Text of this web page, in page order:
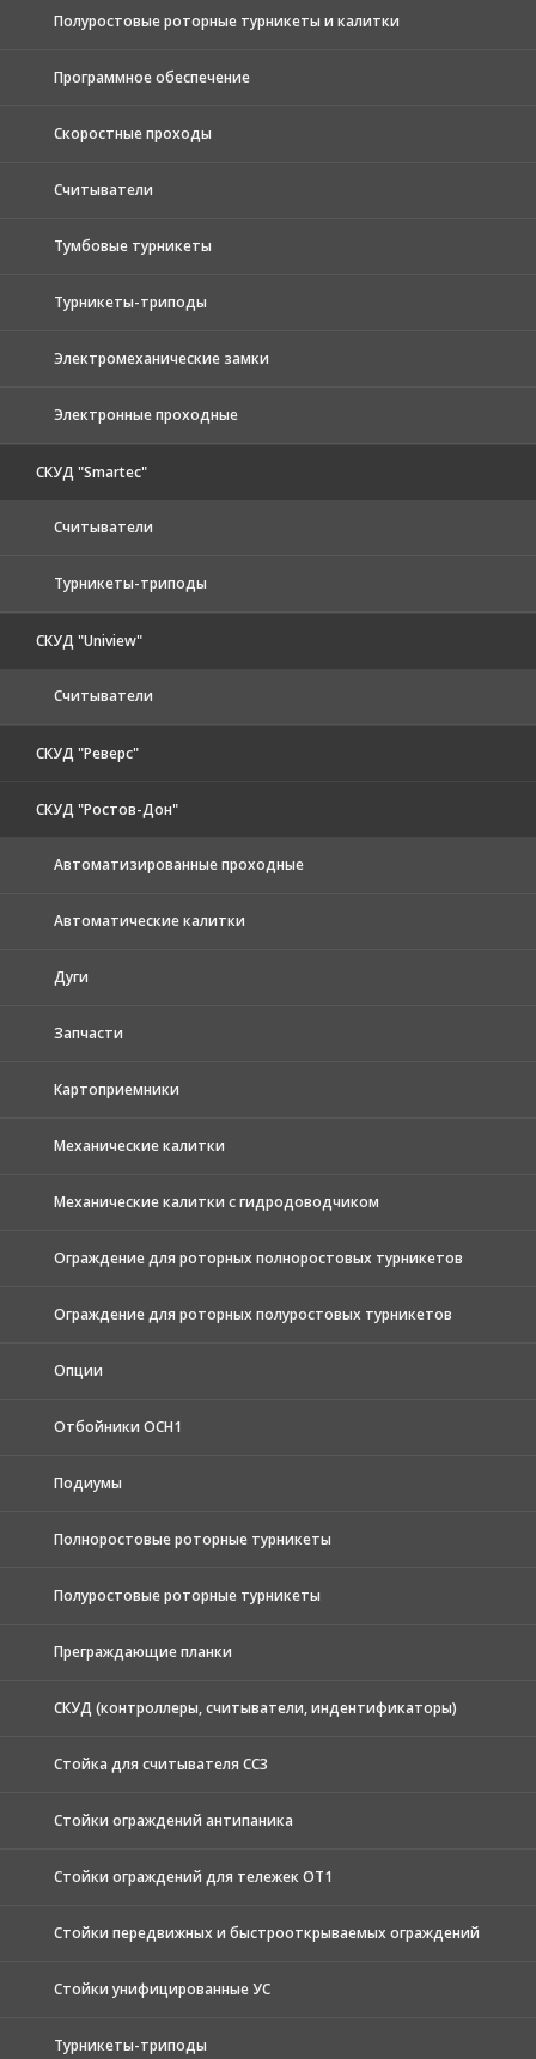
Полуростовые роторные турникеты и калитки
Программное обеспечение
Скоростные проходы
Считыватели
Тумбовые турникеты
Турникеты-триподы
Электромеханические замки
Электронные проходные
СКУД "Smartec"
Считыватели
Турникеты-триподы
СКУД "Uniview"
Считыватели
СКУД "Реверс"
СКУД "Ростов-Дон"
Автоматизированные проходные
Автоматические калитки
Дуги
Запчасти
Картоприемники
Механические калитки
Механические калитки с гидродоводчиком
Ограждение для роторных полноростовых турникетов
Ограждение для роторных полуростовых турникетов
Опции
Отбойники ОСН1
Подиумы
Полноростовые роторные турникеты
Полуростовые роторные турникеты
Преграждающие планки
СКУД (контроллеры, считыватели, индентификаторы)
Стойка для считывателя СС3
Стойки ограждений антипаника
Стойки ограждений для тележек ОТ1
Стойки передвижных и быстрооткрываемых ограждений
Стойки унифицированные УС
Турникеты-триподы